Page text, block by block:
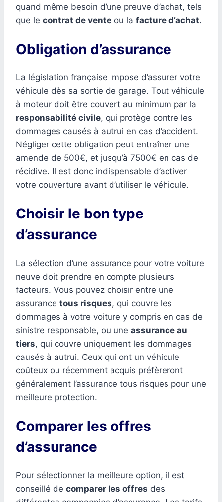
quand même besoin d’une preuve d’achat, tels
que le contrat de vente ou la facture d’achat.
Obligation d’assurance
La législation française impose d’assurer votre
véhicule dès sa sortie de garage. Tout véhicule
à moteur doit être couvert au minimum par la
responsabilité civile, qui protège contre les
dommages causés à autrui en cas d’accident.
Négliger cette obligation peut entraîner une
amende de 500€, et jusqu’à 7500€ en cas de
récidive. Il est donc indispensable d’activer
votre couverture avant d’utiliser le véhicule.
Choisir le bon type
d’assurance
La sélection d’une assurance pour votre voiture
neuve doit prendre en compte plusieurs
facteurs. Vous pouvez choisir entre une
assurance tous risques, qui couvre les
dommages à votre voiture y compris en cas de
sinistre responsable, ou une assurance au
tiers, qui couvre uniquement les dommages
causés à autrui. Ceux qui ont un véhicule
coûteux ou récemment acquis préfèreront
généralement l’assurance tous risques pour une
meilleure protection.
Comparer les offres
d’assurance
Pour sélectionner la meilleure option, il est
conseillé de comparer les offres des